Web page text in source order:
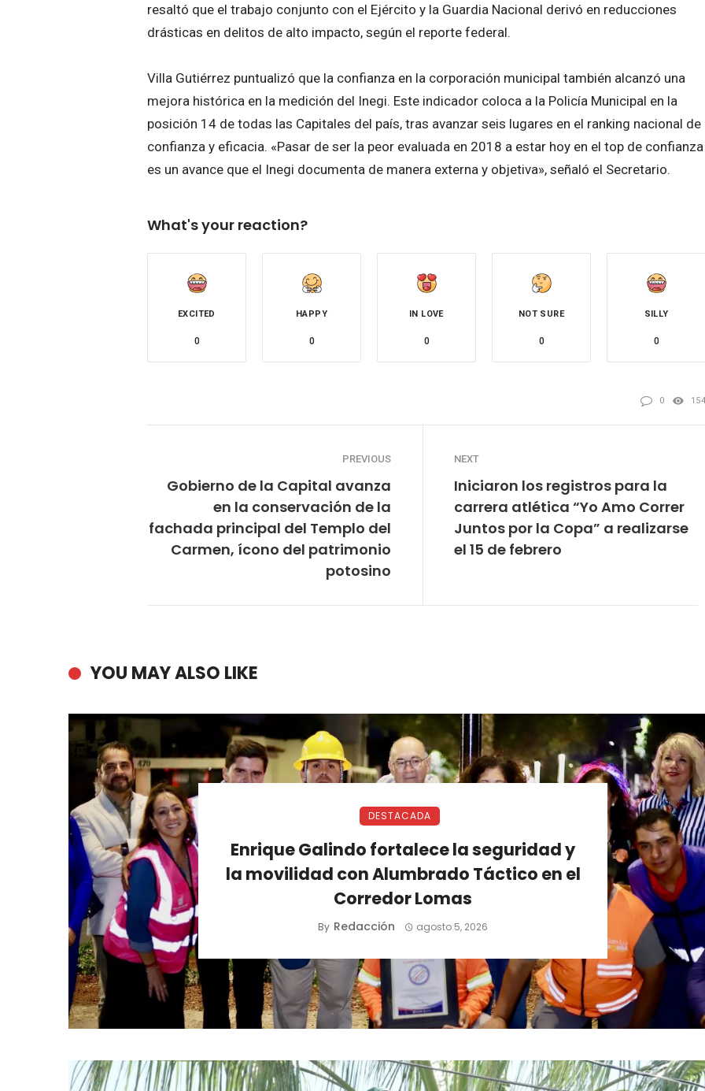
resaltó que el trabajo conjunto con el Ejército y la Guardia Nacional derivó en reducciones
drásticas en delitos de alto impacto, según el reporte federal.
Villa Gutiérrez puntualizó que la confianza en la corporación municipal también alcanzó una
mejora histórica en la medición del Inegi. Este indicador coloca a la Policía Municipal en la
posición 14 de todas las Capitales del país, tras avanzar seis lugares en el ranking nacional de
confianza y eficacia. «Pasar de ser la peor evaluada en 2018 a estar hoy en el top de confianza
es un avance que el Inegi documenta de manera externa y objetiva», señaló el Secretario.
What's your reaction?
EXCITED
0
HAPPY
0
IN LOVE
0
NOT SURE
0
SILLY
0
0 154
PREVIOUS
Gobierno de la Capital avanza
en la conservación de la
fachada principal del Templo del
Carmen, ícono del patrimonio
potosino
NEXT
Iniciaron los registros para la
carrera atlética “Yo Amo Correr
Juntos por la Copa” a realizarse
el 15 de febrero
YOU MAY ALSO LIKE
DESTACADA
Enrique Galindo fortalece la seguridad y
la movilidad con Alumbrado Táctico en el
Corredor Lomas
By Redacción agosto 5, 2026